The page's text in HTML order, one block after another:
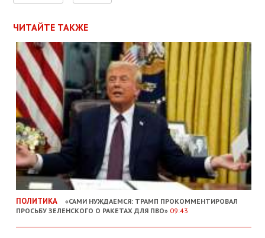
ЧИТАЙТЕ ТАКЖЕ
ПОЛИТИКА
«САМИ НУЖДАЕМСЯ: ТРАМП ПРОКОММЕНТИРОВАЛ
ПРОСЬБУ ЗЕЛЕНСКОГО О РАКЕТАХ ДЛЯ ПВО» 09:43